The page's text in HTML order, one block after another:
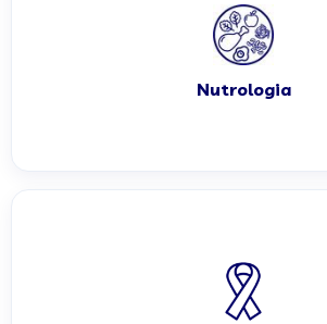
Nutrologia